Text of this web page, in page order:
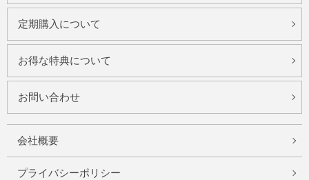
定期購入について
お得な特典について
お問い合わせ
会社概要
プライバシーポリシー